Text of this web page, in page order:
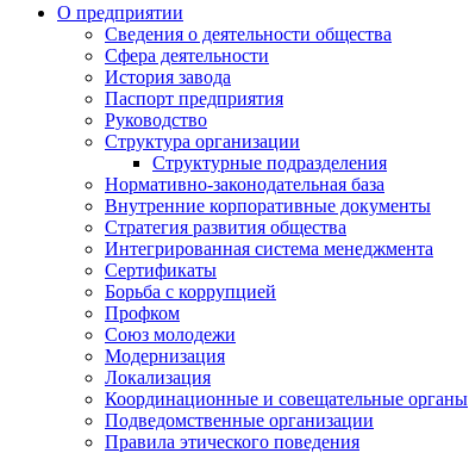
О предприятии
Сведения о деятельности общества
Сфера деятельности
История завода
Паспорт предприятия
Руководство
Структура организации
Структурные подразделения
Нормативно-законодательная база
Внутренние корпоративные документы
Стратегия развития общества
Интегрированная система менеджмента
Сертификаты
Борьба с коррупцией
Профком
Союз молодежи
Модернизация
Локализация
Координационные и совещательные органы
Подведомственные организации
Правила этического поведения